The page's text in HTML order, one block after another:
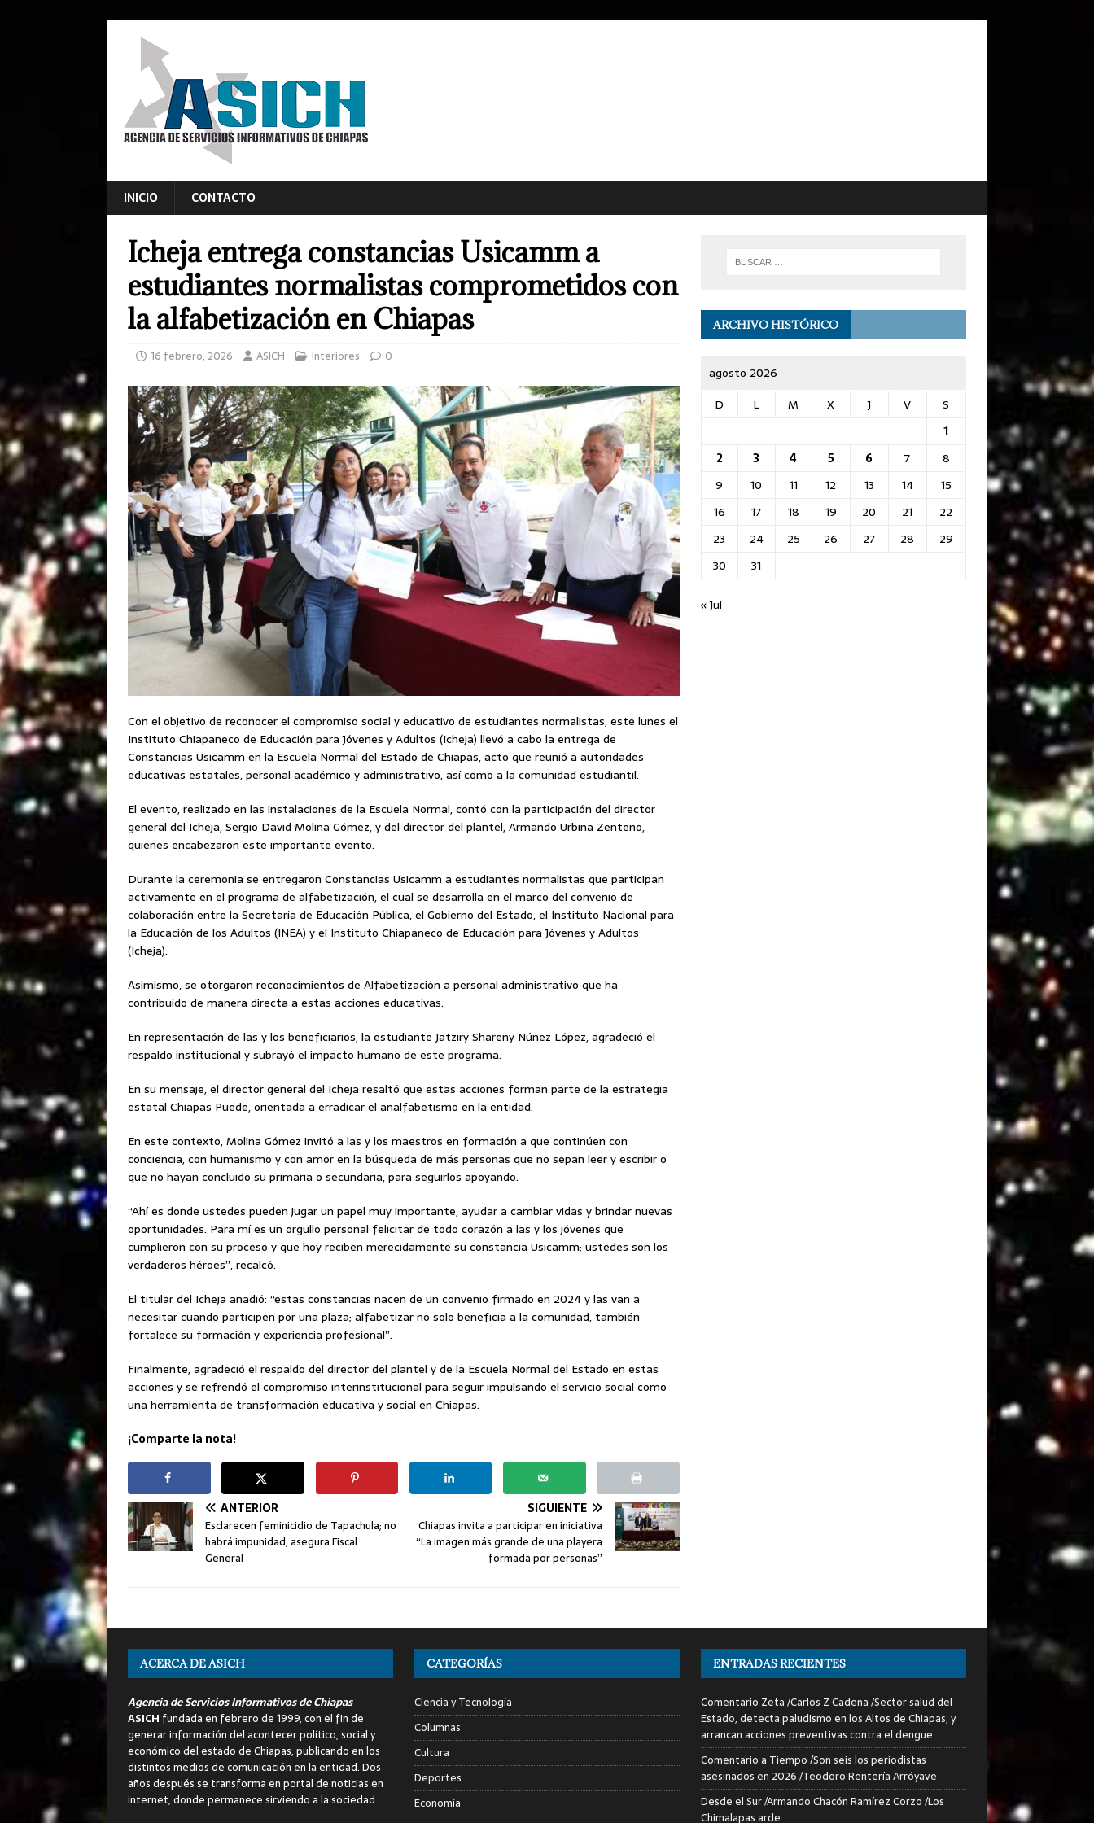
INICIO CONTACTO
Icheja entrega constancias Usicamm a
estudiantes normalistas comprometidos con
la alfabetización en Chiapas
16 febrero, 2026 ASICH Interiores 0
Con el objetivo de reconocer el compromiso social y educativo de estudiantes normalistas, este lunes el
Instituto Chiapaneco de Educación para Jóvenes y Adultos (Icheja) llevó a cabo la entrega de
Constancias Usicamm en la Escuela Normal del Estado de Chiapas, acto que reunió a autoridades
educativas estatales, personal académico y administrativo, así como a la comunidad estudiantil.
El evento, realizado en las instalaciones de la Escuela Normal, contó con la participación del director
general del Icheja, Sergio David Molina Gómez, y del director del plantel, Armando Urbina Zenteno,
quienes encabezaron este importante evento.
Durante la ceremonia se entregaron Constancias Usicamm a estudiantes normalistas que participan
activamente en el programa de alfabetización, el cual se desarrolla en el marco del convenio de
colaboración entre la Secretaría de Educación Pública, el Gobierno del Estado, el Instituto Nacional para
la Educación de los Adultos (INEA) y el Instituto Chiapaneco de Educación para Jóvenes y Adultos
(Icheja).
Asimismo, se otorgaron reconocimientos de Alfabetización a personal administrativo que ha
contribuido de manera directa a estas acciones educativas.
En representación de las y los beneficiarios, la estudiante Jatziry Shareny Núñez López, agradeció el
respaldo institucional y subrayó el impacto humano de este programa.
En su mensaje, el director general del Icheja resaltó que estas acciones forman parte de la estrategia
estatal Chiapas Puede, orientada a erradicar el analfabetismo en la entidad.
En este contexto, Molina Gómez invitó a las y los maestros en formación a que continúen con
conciencia, con humanismo y con amor en la búsqueda de más personas que no sepan leer y escribir o
que no hayan concluido su primaria o secundaria, para seguirlos apoyando.
“Ahí es donde ustedes pueden jugar un papel muy importante, ayudar a cambiar vidas y brindar nuevas
oportunidades. Para mí es un orgullo personal felicitar de todo corazón a las y los jóvenes que
cumplieron con su proceso y que hoy reciben merecidamente su constancia Usicamm; ustedes son los
verdaderos héroes”, recalcó.
El titular del Icheja añadió: “estas constancias nacen de un convenio firmado en 2024 y las van a
necesitar cuando participen por una plaza; alfabetizar no solo beneficia a la comunidad, también
fortalece su formación y experiencia profesional”.
Finalmente, agradeció el respaldo del director del plantel y de la Escuela Normal del Estado en estas
acciones y se refrendó el compromiso interinstitucional para seguir impulsando el servicio social como
una herramienta de transformación educativa y social en Chiapas.
¡Comparte la nota!
ANTERIOR
Esclarecen feminicidio de Tapachula; no
habrá impunidad, asegura Fiscal
General
SIGUIENTE
Chiapas invita a participar en iniciativa
“La imagen más grande de una playera
formada por personas”
ARCHIVO HISTÓRICO
agosto 2026
D
L M X J V
S
1
2
3 4 5 6 7
8
9
10 11 12 13 14
15
16
17 18 19 20 21
22
23
24 25 26 27 28
29
30
31
« Jul
ACERCA DE ASICH
Agencia de Servicios Informativos de Chiapas
ASICH fundada en febrero de 1999, con el fin de
generar información del acontecer político, social y
económico del estado de Chiapas, publicando en los
distintos medios de comunicación en la entidad. Dos
años después se transforma en portal de noticias en
internet, donde permanece sirviendo a la sociedad.
CATEGORÍAS
Ciencia y Tecnología
Columnas
Cultura
Deportes
Economía
ENTRADAS RECIENTES
Comentario Zeta /Carlos Z Cadena /Sector salud del
Estado, detecta paludismo en los Altos de Chiapas, y
arrancan acciones preventivas contra el dengue
Comentario a Tiempo /Son seis los periodistas
asesinados en 2026 /Teodoro Rentería Arróyave
Desde el Sur /Armando Chacón Ramírez Corzo /Los
Chimalapas arde